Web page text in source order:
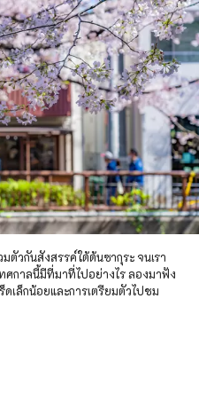
ตัวกันสังสรรค์ใต้ต้นซากุระ จนเรา
ศกาลนี้มีที่มาที่ไปอย่างไร ลองมาฟัง
เล็กน้อยและการเตรียมตัวไปชม